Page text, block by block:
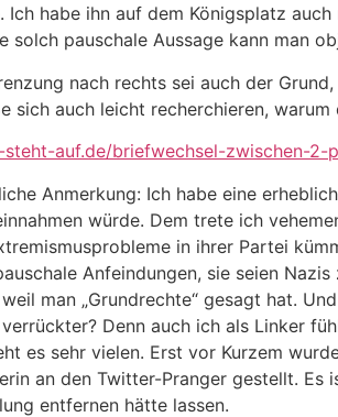
Ich habe ihn auf dem Königsplatz
solch pauschale Aussage kann man
nach rechts sei auch der
sich auch leicht recherchieren, warum
steht-auf.de/briefwechsel-zwischen-2-
Anmerkung: Ich habe eine
würde. Dem trete ich
in ihrer Partei
Anfeindungen, sie seien
man „Grundrechte“ gesagt hat.
Denn auch ich als Linker
es sehr vielen. Erst vor Kurzem
an den Twitter-Pranger gestellt.
entfernen hätte lassen.